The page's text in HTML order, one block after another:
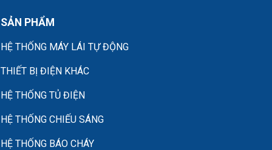
SẢN PHẨM
HỆ THỐNG MÁY LÁI TỰ ĐỘNG
THIẾT BỊ ĐIỆN KHÁC
HỆ THỐNG TỦ ĐIỆN
HỆ THỐNG CHIẾU SÁNG
HỆ THỐNG BÁO CHÁY